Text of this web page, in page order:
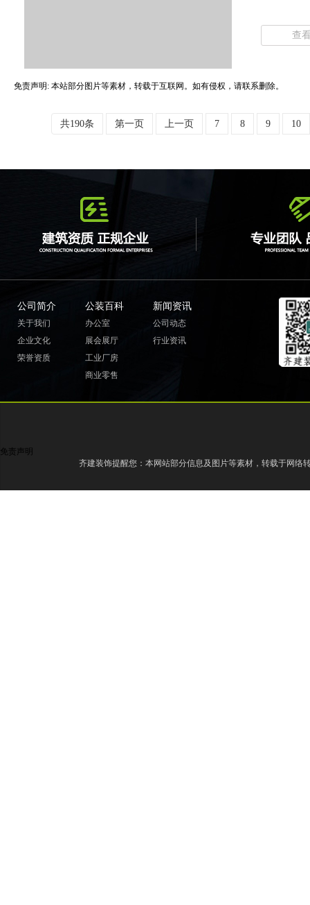
查
免责声明: 本站部分图片等素材，转载于互联网。如有侵权，请联系删除。
共190条 第一页 上一页 7 8 9 10
公司简介
关于我们
企业文化
荣誉资质
公装百科
办公室
展会展厅
工业厂房
商业零售
新闻资讯
公司动态
行业资讯
免责声明
齐建装饰提醒您：本网站部分信息及图片等素材，转载于网络